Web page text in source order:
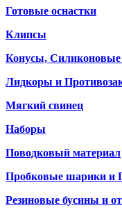
Готовые оснастки
Клипсы
Конусы,
Лидкоры и
Мягкий свинец
Наборы
Поводковый материал
Пробковые шарики и
Резиновые бусины и